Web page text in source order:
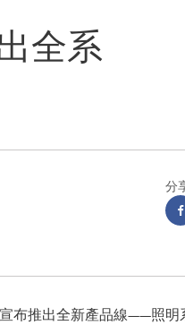
全系
分
布推出全新產品線——照